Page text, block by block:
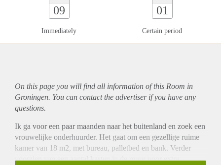
09
Immediately
01
Certain period
On this page you will find all information of this Room in
Groningen. You can contact the advertiser if you have any
questions.
Ik ga voor een paar maanden naar het buitenland en zoek een
vrouwelijke onderhuurder. Het gaat om een gezellige ruime
kamer van 18 m2, met bureau, palletbed en bank. Verder
voorzien van een aantal kasten in de muur voor extra